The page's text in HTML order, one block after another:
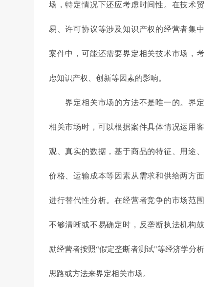
场，特定情况下还应考虑时间性。在技术贸
易、许可协议等涉及知识产权的经营者集中
案件中，可能还需要界定相关技术市场，考
虑知识产权、创新等因素的影响。
界定相关市场的方法不是唯一的。界定
相关市场时，可以根据案件具体情况运用客
观、真实的数据，基于商品的特征、用途、
价格、运输成本等因素从需求和供给两方面
进行替代性分析。在经营者竞争的市场范围
不够清晰或不易确定时，反垄断执法机构鼓
励经营者按照“假定垄断者测试"等经济学分析
思路或方法来界定相关市场。